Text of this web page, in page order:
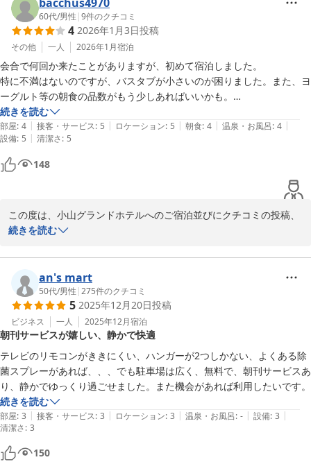
今後も皆様に快適にお過ごしいただけるよう、サービスの向上に
努めてまいります。 またのご来館を心よりお待ち申し上げます。
2025-08-23
60代/男性 |9件のクチコミ
4 2026年1月3日投稿
その他 一人 2026年1月宿泊
会合で何回か来たことがありますが、初めて宿泊しました。
特に不満はないのですが、バスタブが小さいのが困りました。また、ヨ
ーグルト等の朝食の品数がもう少しあればいいかも。
総じていいホテルです。
続きを読む
部屋: 4 | 接客・サービス: 5 | ロケーション: 5 | 朝食: 4 | 温泉・お風呂: 4 |
設備: 5 | 清潔さ: 5
148
この度は、小山グランドホテルへのご宿泊並びにクチコミの投稿、
誠にありがとうございます。
設備や朝食メニューに関しましては、今後の課題として検討させて
いただきます。
貴重なご意見ありがとうございました。
小山グランドホテル
続きを読む
an's mart
50代/男性 |275件のクチコミ
5 2025年12月20日投稿
ビジネス 一人 2025年12月宿泊
朝刊サービスが嬉しい、静かで快適
テレビのリモコンがききにくい、ハンガーが2つしかない、よくある除
菌スプレーがあれば、、、でも駐車場は広く、無料で、朝刊サービスあ
り、静かでゆっくり過ごせました。また機会があれば利用したいです。
続きを読む
部屋: 3 | 接客・サービス: 3 | ロケーション: 3 | 温泉・お風呂: - | 設備: 3 |
清潔さ: 3
150